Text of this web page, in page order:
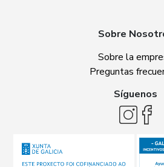
Sobre
Sobre la
Preguntas
Síguenos